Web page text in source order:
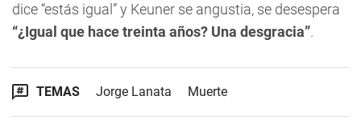
dice “estás igual” y Keuner se angustia, se desespera
“¿Igual que hace treinta años? Una desgracia”.
TEMAS Jorge Lanata Muerte